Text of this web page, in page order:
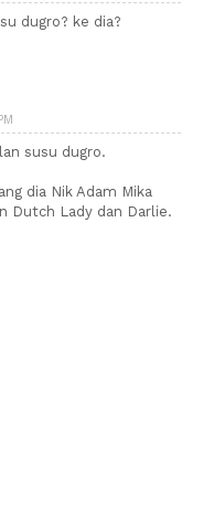
dugro? ke dia?
susu dugro.
dia Nik Adam Mika
Dutch Lady dan Darlie.